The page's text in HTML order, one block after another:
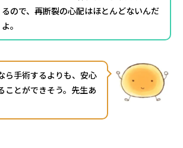
るので、再断裂の心配はほとんどないんだ
よ。
ら手術するよりも、安心
ことができそう。先生あ